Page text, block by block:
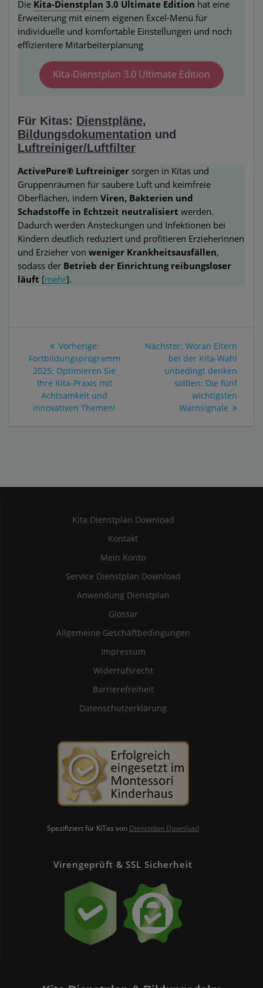
Die Kita-Dienstplan 3.0 Ultimate Edition hat eine
Erweiterung mit einem eigenen Excel-Menü für
individuelle und komfortable Einstellungen und noch
effizientere Mitarbeiterplanung
Kita-Dienstplan 3.0 Ultimate Edition
Für Kitas: Dienstpläne,
Bildungsdokumentation und
Luftreiniger/Luftfilter
ActivePure® Luftreiniger sorgen in Kitas und
Gruppenräumen für saubere Luft und keimfreie
Oberflächen, indem Viren, Bakterien und
Schadstoffe in Echtzeit neutralisiert werden.
Dadurch werden Ansteckungen und Infektionen bei
Kindern deutlich reduziert und profitieren Erzieherinnen
und Erzieher von weniger Krankheitsausfällen,
sodass der Betrieb der Einrichtung reibungsloser
läuft [mehr].
Vorherige:Vorheriger
Beitrag:
Fortbildungsprogramm
2025: Optimieren Sie
Ihre Kita-Praxis mit
Achtsamkeit und
innovativen Themen!
Nächster: Nächster
Beitrag:
Woran Eltern
bei der Kita-Wahl
unbedingt denken
sollten: Die fünf
wichtigsten
Warnsignale
Kita Dienstplan Download
Kontakt
Mein Konto
Service Dienstplan Download
Anwendung Dienstplan
Glossar
Allgemeine Geschäftbedingungen
Impressum
Widerrufsrecht
Barrierefreiheit
Datenschutzerklärung
Spezifiziert für KiTas von Dienstplan Download
Virengeprüft & SSL Sicherheit